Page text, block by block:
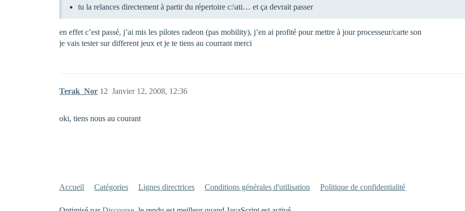
tu la relances directement à partir du répertoire c:\ati… et ça devrait passer
en effet c’est passé, j’ai mis les pilotes radeon (pas mobility), j’en ai profité pour mettre à jour processeur/carte son
je vais tester sur different jeux et je te tiens au courrant merci
Terak_Nor Janvier 12, 2008, 12:36
12
oki, tiens nous au courant
Accueil Catégories Lignes directrices Conditions générales d'utilisation Politique de confidentialité